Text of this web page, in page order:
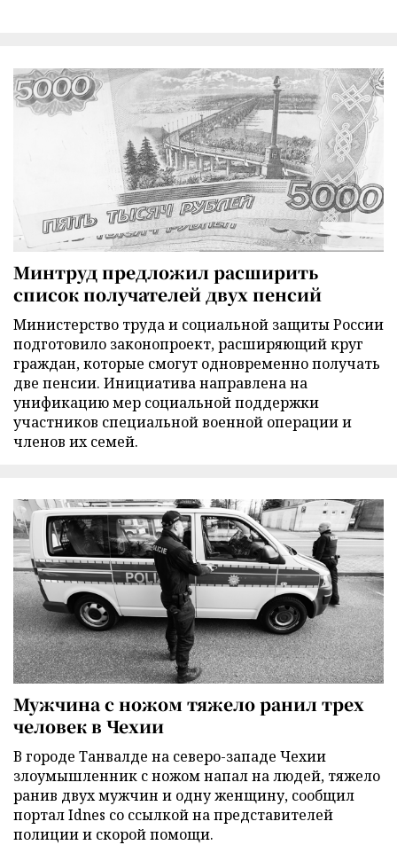
Минтруд предложил расширить
список получателей двух пенсий
Министерство труда и социальной защиты России
подготовило законопроект, расширяющий круг
граждан, которые смогут одновременно получать
две пенсии. Инициатива направлена на
унификацию мер социальной поддержки
участников специальной военной операции и
членов их семей.
Мужчина с ножом тяжело ранил трех
человек в Чехии
В городе Танвалде на северо-западе Чехии
злоумышленник с ножом напал на людей, тяжело
ранив двух мужчин и одну женщину, сообщил
портал Idnes со ссылкой на представителей
полиции и скорой помощи.